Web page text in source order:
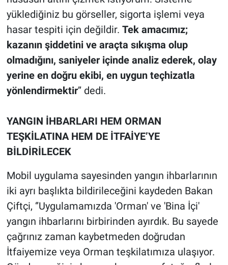
yüklediğiniz bu görseller, sigorta işlemi veya
hasar tespiti için değildir. Tek amacımız;
kazanın şiddetini ve araçta sıkışma olup
olmadığını, saniyeler içinde analiz ederek, olay
yerine en doğru ekibi, en uygun teçhizatla
yönlendirmektir’’ dedi.
YANGIN İHBARLARI HEM ORMAN
TEŞKİLATINA HEM DE İTFAİYE’YE
BİLDİRİLECEK
Mobil uygulama sayesinden yangın ihbarlarının
iki ayrı başlıkta bildirileceğini kaydeden Bakan
Çiftçi, ‘’Uygulamamızda 'Orman' ve 'Bina İçi'
yangın ihbarlarını birbirinden ayırdık. Bu sayede
çağrınız zaman kaybetmeden doğrudan
İtfaiyemize veya Orman teşkilatımıza ulaşıyor.